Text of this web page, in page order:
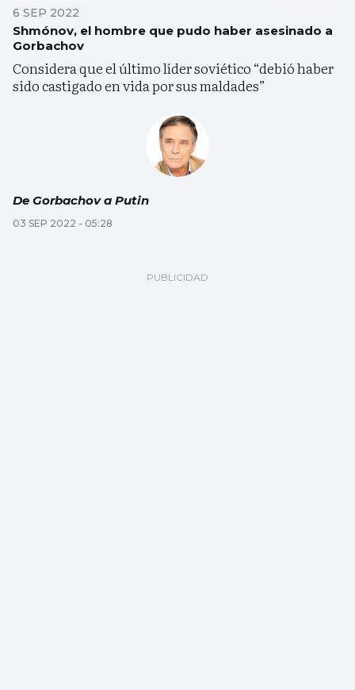
6 SEP 2022
Shmónov, el hombre que pudo haber asesinado a
Gorbachov
Considera que el último líder soviético “debió haber
sido castigado en vida por sus maldades”
De Gorbachov a Putin
03 SEP 2022 - 05:28